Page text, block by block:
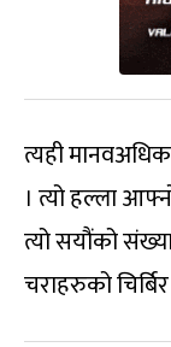
त्यही
। त्यो हल्ला
त्यो सयौंको
चराहरुको